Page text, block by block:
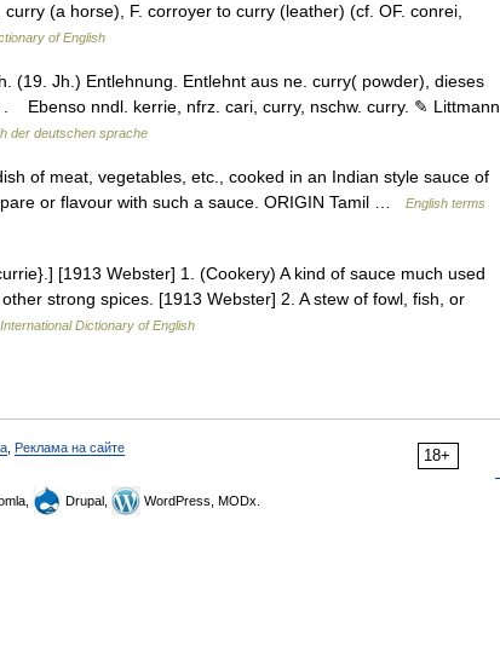
(a horse), F. corroyer to curry (leather) (cf. OF. conrei,
of English
(19. Jh.) Entlehnung. Entlehnt aus ne. curry( powder), dieses
Ebenso nndl. kerrie, nfrz. cari, curry, nschw. curry. ✎ Littmann
der deutschen sprache
of meat, vegetables, etc., cooked in an Indian style sauce of
or flavour with such a sauce. ORIGIN Tamil …
English terms
[1913 Webster] 1. (Cookery) A kind of sauce much used
strong spices. [1913 Webster] 2. A stew of fowl, fish, or
Dictionary of English
18+
Реклама на сайте
Drupal, WordPress, MODx.